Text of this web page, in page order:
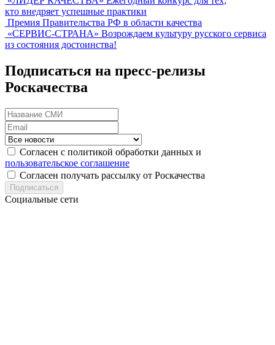
кто внедряет успешные практики
Премия Правительства РФ в области качества
«СЕРВИС-СТРАНА» Возрождаем культуру русского сервиса
из состояния достоинства!
Подписаться на пресс-релизы
Роскачества
Согласен с политикой обработки данных и
пользовательское соглашение
Согласен получать рассылку от Роскачества
Подписаться
Социальные сети